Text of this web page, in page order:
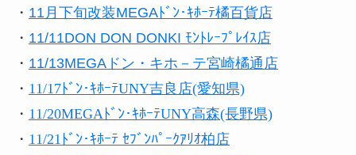
・ 11月下旬改装MEGAﾄﾞﾝ･ｷﾎｰﾃ橘百貨店
・ 11/11DON DON DONKI ﾓﾝﾄﾚｰﾌﾟﾚｲｽ店
・ 11/13MEGAドン・キホ－テ宮崎橘通店
・ 11/17ﾄﾞﾝ･ｷﾎｰﾃUNY吉良店(愛知県)
・ 11/20MEGAﾄﾞﾝ･ｷﾎｰﾃUNY高森(長野県)
・ 11/21ﾄﾞﾝ･ｷﾎｰﾃ ｾﾌﾞﾝﾊﾟｰｸｱﾘｵ柏店